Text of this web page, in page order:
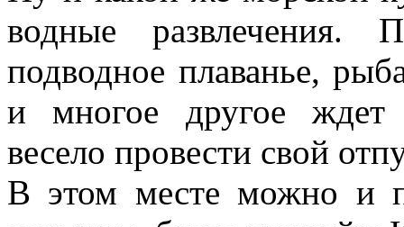
водные развлечения.
подводное плаванье,
и многое другое
весело провести свой
В этом месте можно и